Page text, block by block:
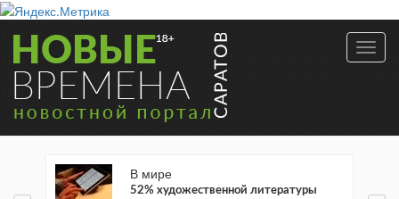
В мире
52% художественной литературы